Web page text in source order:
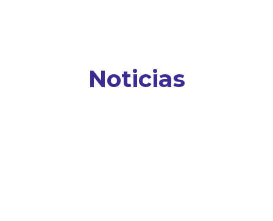
Noticias